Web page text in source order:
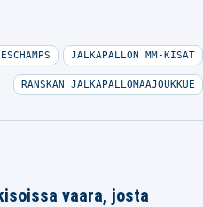
JALKAPALLON MM-KISAT
RANSKAN JALKAPALLOMAAJOUKKUE
vaara, josta